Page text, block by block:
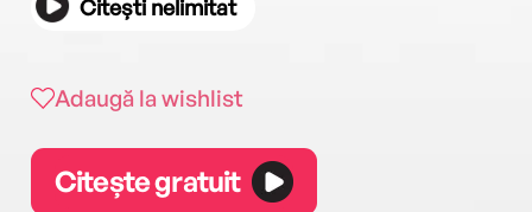
Citești nelimitat
Adaugă la wishlist
Citește gratuit